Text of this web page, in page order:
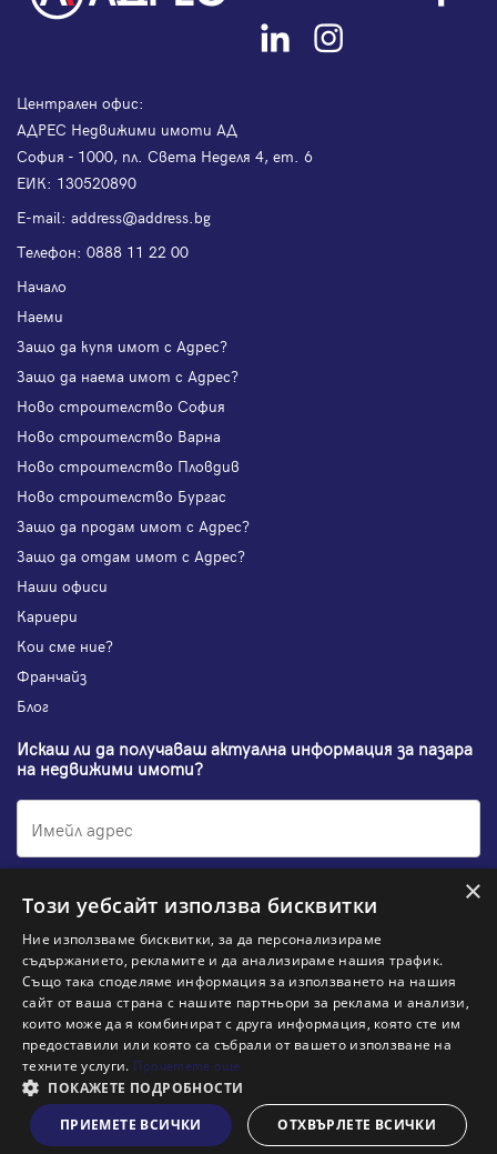
Централен офис:
АДРЕС Недвижими имоти АД
София - 1000, пл. Света Неделя 4, ет. 6
ЕИК: 130520890
Е-mail: address@address.bg
Телефон: 0888 11 22 00
Начало
Наеми
Защо да купя имот с Адрес?
Защо да наема имот с Адрес?
Ново строителство София
Ново строителство Варна
Ново строителство Пловдив
Ново строителство Бургас
Защо да продам имот с Адрес?
Защо да отдам имот с Адрес?
Наши офиси
Кариери
Кои сме ние?
Франчайз
Блог
Искаш ли да получаваш актуална информация за пазара
на недвижими имоти?
Абонирам се
НАЙ-ПОПУЛЯРНИ ТЪРСЕНИЯ:
Общи условия
Политика за "бисквитки"
Политики за поверителност
Информация по ЗЗЛПСПООИН
© 2026 Адрес, All rights reserved. Website byKipo& VJSoft
×
Този уебсайт използва бисквитки
Ние използваме бисквитки, за да персонализираме
съдържанието, рекламите и да анализираме нашия трафик.
Също така споделяме информация за използването на нашия
сайт от ваша страна с нашите партньори за реклама и анализи,
които може да я комбинират с друга информация, която сте им
предоставили или която са събрали от вашето използване на
техните услуги. Прочетете още
ПОКАЖЕТЕ ПОДРОБНОСТИ
ПРИЕМЕТЕ ВСИЧКИ
ОТХВЪРЛЕТЕ ВСИЧКИ